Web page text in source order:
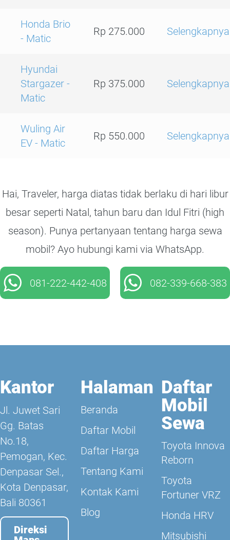
Honda Brio
- Matic
Rp 275.000 Selengkapnya
Hyundai
Stargazer -
Matic
Rp 375.000 Selengkapnya
Wuling Air
EV - Matic
Rp 550.000 Selengkapnya
Hai, Traveler, harga diatas tidak berlaku di hari libur
besar seperti Natal, tahun baru dan Idul Fitri (high
season). Punya pertanyaan tentang harga sewa
mobil? Ayo hubungi kami via WhatsApp.
081-222-442-408 082-339-668-383
Kantor
Jl. Juwet Sari
Gg. Batas
No.18,
Pemogan, Kec.
Denpasar Sel.,
Kota Denpasar,
Bali 80361
Direksi
Halaman
Beranda
Daftar Mobil
Daftar Harga
Tentang Kami
Kontak Kami
Blog
Daftar
Mobil
Sewa
Toyota Innova
Reborn
Toyota
Fortuner VRZ
Honda HRV
Mitsubishi